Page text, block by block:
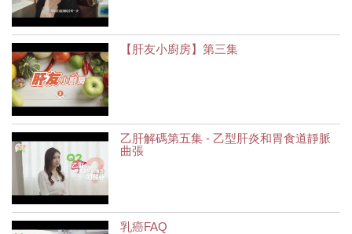
【肝友小廚房】第三集
乙肝解碼第五集 - 乙型肝炎和胃食道靜脈
曲張
乳癌FAQ